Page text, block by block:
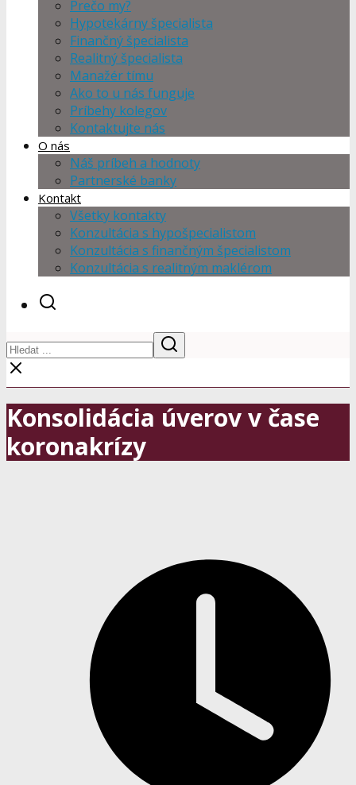
Prečo my?
Hypotekárny špecialista
Finančný špecialista
Realitný špecialista
Manažér tímu
Ako to u nás funguje
Príbehy kolegov
Kontaktujte nás
O nás
Náš príbeh a hodnoty
Partnerské banky
Kontakt
Všetky kontakty
Konzultácia s hypošpecialistom
Konzultácia s finančným špecialistom
Konzultácia s realitným maklérom
Konsolidácia úverov v čase
koronakrízy